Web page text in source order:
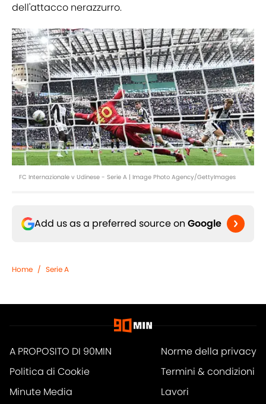
dell'attacco nerazzurro.
FC Internazionale v Udinese - Serie A | Image Photo Agency/GettyImages
Add us as a preferred source on Google
Home / Serie A
A PROPOSITO DI 90MIN
Norme della privacy
Politica di Cookie
Termini & condizioni
Minute Media
Lavori